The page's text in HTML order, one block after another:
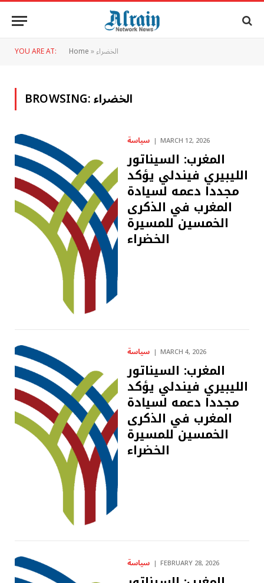
YOU ARE AT: Home»الخضراء
BROWSING:الخضراء
سياسة MARCH 12, 2026
المغرب: السيناتور
الليبيري فيندلي يؤكد
مجددا دعمه لسيادة
المغرب في الذكرى
الخمسين للمسيرة
الخضراء
سياسة MARCH 4, 2026
المغرب: السيناتور
الليبيري فيندلي يؤكد
مجددا دعمه لسيادة
المغرب في الذكرى
الخمسين للمسيرة
الخضراء
سياسة FEBRUARY 28, 2026